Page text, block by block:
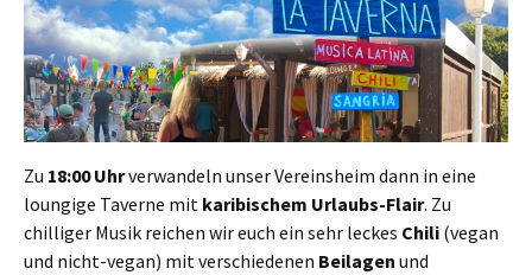
Zu 18:00 Uhrverwandeln unser Vereinsheim dann in eine
loungige Taverne mit karibischem Urlaubs-Flair. Zu
chilliger Musik reichen wir euch ein sehr leckes Chili (vegan
und nicht-vegan) mit verschiedenen Beilagen und